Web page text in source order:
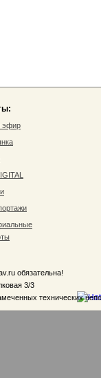
эфир
обязательна!
3/3
технических